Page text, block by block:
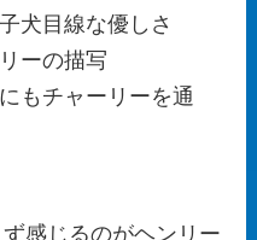
犬目線な優しさ
ーの描写
もチャーリーを通
感じるのがヘンリー